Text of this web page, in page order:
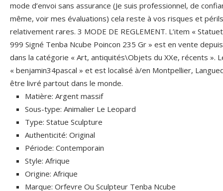
mode d’envoi sans assurance (Je suis professionnel, de
même, voir mes évaluations) cela reste à vos risques et
relativement rares. 3 MODE DE REGLEMENT. L’item «
999 Signé Tenba Ncube Poincon 235 Gr » est en vente
dans la catégorie « Art, antiquités\Objets du XXe, récents ».
« benjamin34pascal » et est localisé à/en Montpellier,
être livré partout dans le monde.
Matière: Argent massif
Sous-type: Animalier Le Leopard
Type: Statue Sculpture
Authenticité: Original
Période: Contemporain
Style: Afrique
Origine: Afrique
Marque: Orfevre Ou Sculpteur Tenba Ncube